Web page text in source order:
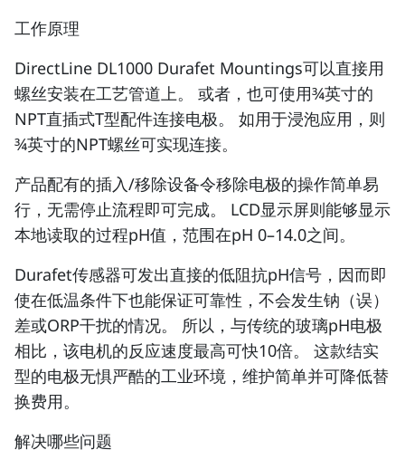
工作原理
DirectLine DL1000 Durafet Mountings可以直接用
螺丝安装在工艺管道上。 或者，也可使用¾英寸的
NPT直插式T型配件连接电极。 如用于浸泡应用，则
¾英寸的NPT螺丝可实现连接。
产品配有的插入/移除设备令移除电极的操作简单易
行，无需停止流程即可完成。 LCD显示屏则能够显示
本地读取的过程pH值，范围在pH 0–14.0之间。
Durafet传感器可发出直接的低阻抗pH信号，因而即
使在低温条件下也能保证可靠性，不会发生钠（误）
差或ORP干扰的情况。 所以，与传统的玻璃pH电极
相比，该电机的反应速度最高可快10倍。 这款结实
型的电极无惧严酷的工业环境，维护简单并可降低替
换费用。
解决哪些问题